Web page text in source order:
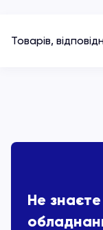
Товарів,
Не